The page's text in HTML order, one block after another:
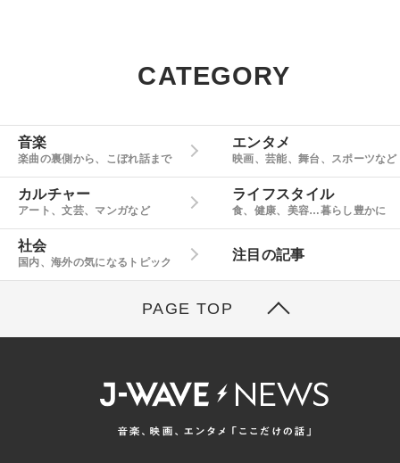
CATEGORY
音楽
楽曲の裏側から、こぼれ話まで
エンタメ
映画、芸能、舞台、スポーツなど
カルチャー
アート、文芸、マンガなど
ライフスタイル
食、健康、美容…暮らし豊かに
社会
国内、海外の気になるトピック
注目の記事
PAGE TOP